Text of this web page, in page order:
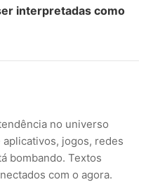
interpretadas como
no universo
jogos, redes
bombando. Textos
com o agora.